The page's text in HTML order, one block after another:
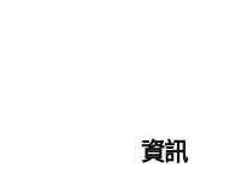
資訊